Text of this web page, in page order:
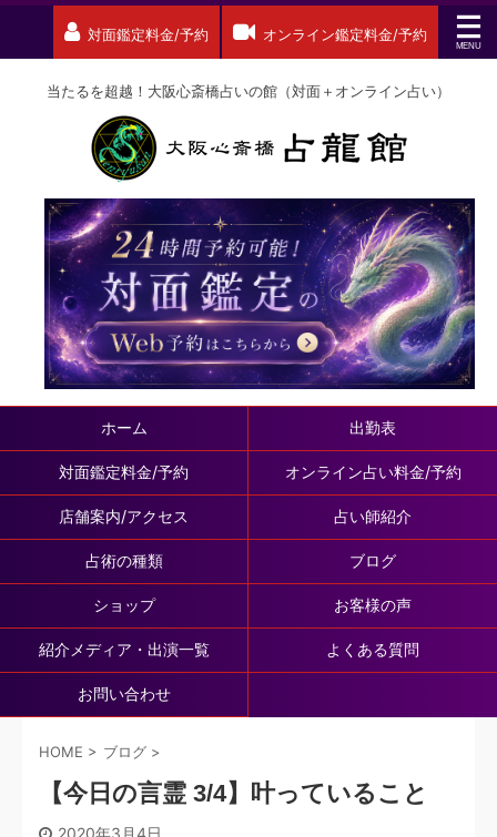
対面鑑定料金/予約 オンライン鑑定料金/予約
当たるを超越！大阪心斎橋占いの館（対面＋オンライン占い）
ホーム 出勤表
対面鑑定料金/予約 オンライン占い料金/予約
店舗案内/アクセス 占い師紹介
占術の種類 ブログ
ショップ お客様の声
紹介メディア・出演一覧 よくある質問
お問い合わせ
HOME > ブログ >
【今日の言霊 3/4】叶っていること